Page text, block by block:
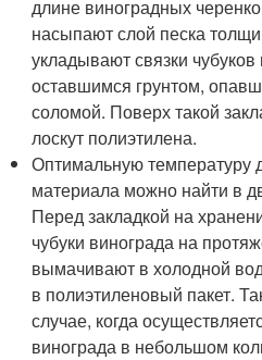
длине виноградных
насыпают слой песка
укладывают связки
оставшимся грунтом,
соломой. Поверх такой
лоскут полиэтилена.
Оптимальную температуру
материала можно найти в
Перед закладкой на
чубуки винограда на
вымачивают в холодной
в полиэтиленовый пакет.
случае, когда
винограда в небольшом